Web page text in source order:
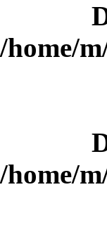
/home/
/home/